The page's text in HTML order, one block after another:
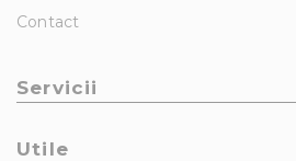
Contact
Servicii
Utile